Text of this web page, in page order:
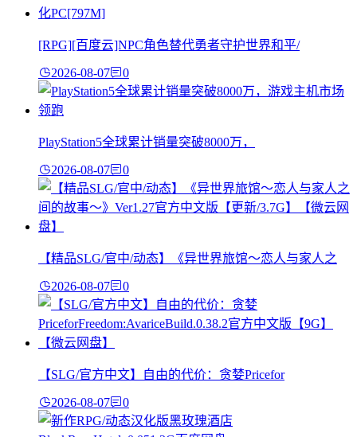
[RPG][百度云]NPC角色替代勇者守护世界和平/
2026-08-07 0
PlayStation5全球累计销量突破8000万，
2026-08-07 0
【精品SLG/官中/动态】《异世界旅馆～恋人与家人之
2026-08-07 0
【SLG/官方中文】自由的代价：贪婪Pricefor
2026-08-07 0